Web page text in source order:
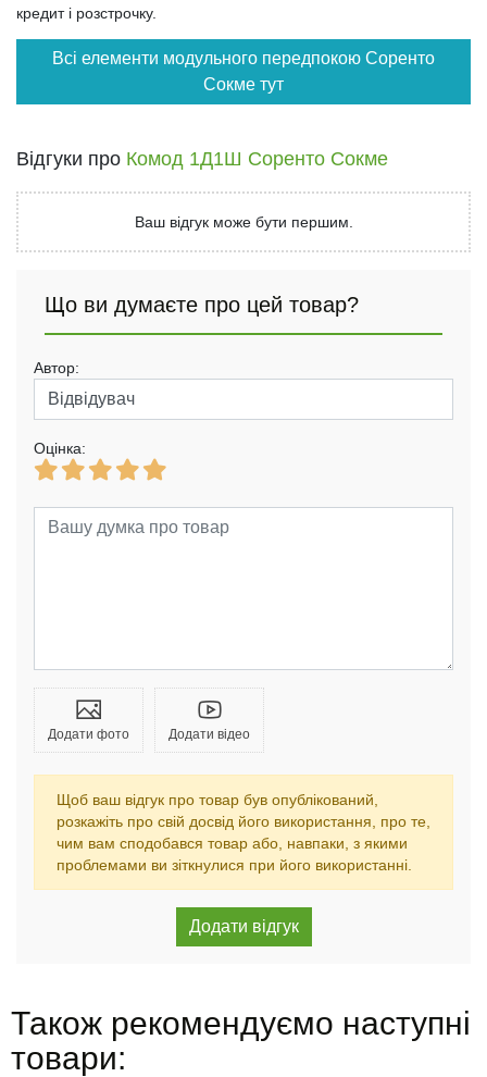
кредит і розстрочку.
Всі елементи модульного передпокою Соренто
Сокме тут
Відгуки про Комод 1Д1Ш Соренто Сокме
Ваш відгук може бути першим.
Що ви думаєте про цей товар?
Автор:
Оцінка:
Додати фото Додати відео
Щоб ваш відгук про товар був опублікований,
розкажіть про свій досвід його використання, про те,
чим вам сподобався товар або, навпаки, з якими
проблемами ви зіткнулися при його використанні.
Також рекомендуємо наступні
товари: